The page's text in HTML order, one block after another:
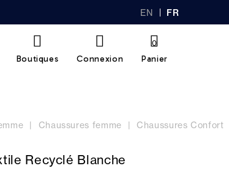
EN FR
Boutiques Connexion Panier
0
Chaussures femme Chaussures Confort
Recyclé Blanche